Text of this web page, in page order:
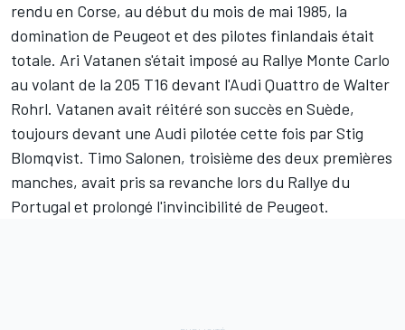
rendu en Corse, au début du mois de mai 1985, la
domination de Peugeot et des pilotes finlandais était
totale. Ari Vatanen s'était imposé au Rallye Monte Carlo
au volant de la 205 T16 devant l'Audi Quattro de Walter
Rohrl. Vatanen avait réitéré son succès en Suède,
toujours devant une Audi pilotée cette fois par Stig
Blomqvist. Timo Salonen, troisième des deux premières
manches, avait pris sa revanche lors du Rallye du
Portugal et prolongé l'invincibilité de Peugeot.